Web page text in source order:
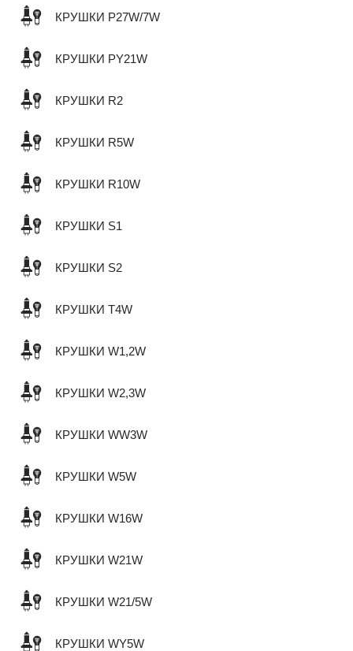
КРУШКИ P27W/7W
КРУШКИ PY21W
КРУШКИ R2
КРУШКИ R5W
КРУШКИ R10W
КРУШКИ S1
КРУШКИ S2
КРУШКИ T4W
КРУШКИ W1,2W
КРУШКИ W2,3W
КРУШКИ WW3W
КРУШКИ W5W
КРУШКИ W16W
КРУШКИ W21W
КРУШКИ W21/5W
КРУШКИ WY5W